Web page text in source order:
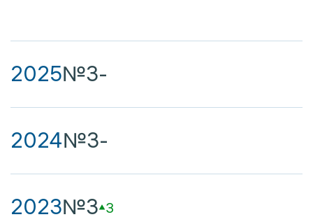
2025№3-
2024№3-
2023№3 3